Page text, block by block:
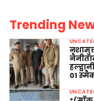
Trending
01